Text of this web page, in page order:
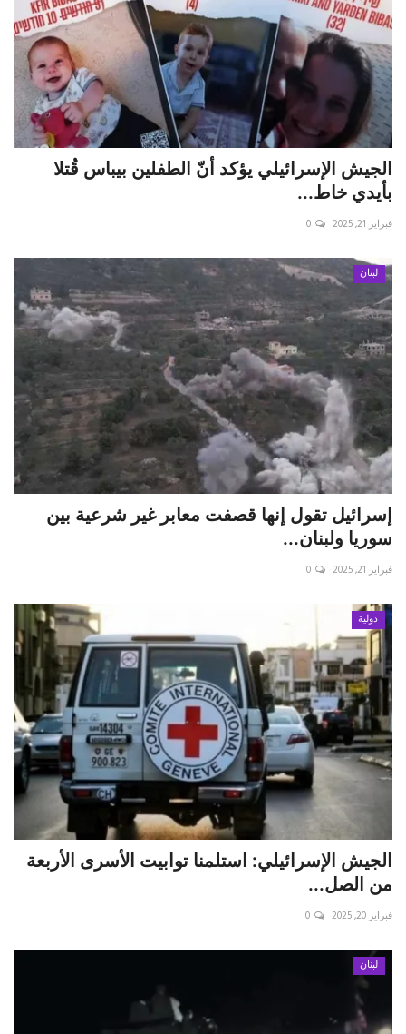
الجيش الإسرائيلي يؤكد أنّ الطفلين بيباس قُتلا
بأيدي خاط...
فبراير 21, 2025 0
لبنان
إسرائيل تقول إنها قصفت معابر غير شرعية بين
سوريا ولبنان...
فبراير 21, 2025 0
دولية
الجيش الإسرائيلي: استلمنا توابيت الأسرى الأربعة
من الصل...
فبراير 20, 2025 0
لبنان